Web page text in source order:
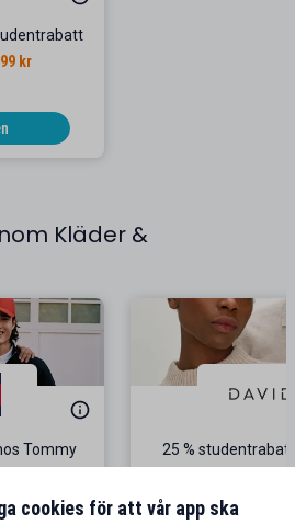
kr
Kläder &
Tommy
pris
25 %
cookies för att vår app ska